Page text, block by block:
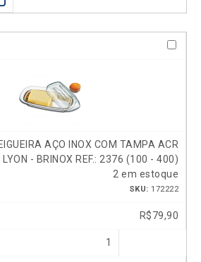
AÇO INOX COM TAMPA ACR
LYON - BRINOX REF.: 2376 (100 - 400)
2 em estoque
SKU: 172222
R$79,90
1